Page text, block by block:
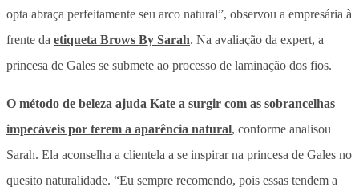
opta abraça perfeitamente seu arco natural”, observou a empresária à
frente da etiqueta Brows By Sarah. Na avaliação da expert, a
princesa de Gales se submete ao processo de laminação dos fios.
O método de beleza ajuda Kate a surgir com as sobrancelhas
impecáveis por terem a aparência natural, conforme analisou
Sarah. Ela aconselha a clientela a se inspirar na princesa de Gales no
quesito naturalidade. “Eu sempre recomendo, pois essas tendem a